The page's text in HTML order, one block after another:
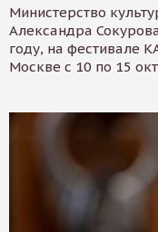
Министерство
Александра
году, на фестивале
Москве с 10 по 15